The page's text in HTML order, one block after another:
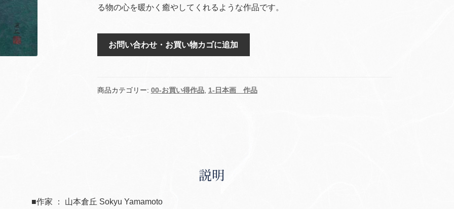
る物の心を暖かく癒やしてくれるような作品です。
お問い合わせ・お買い物カゴに追加
商品カテゴリー: 00-お買い得作品, 1-日本画 作品
説明
■作家 ： 山本倉丘 Sokyu Yamamoto